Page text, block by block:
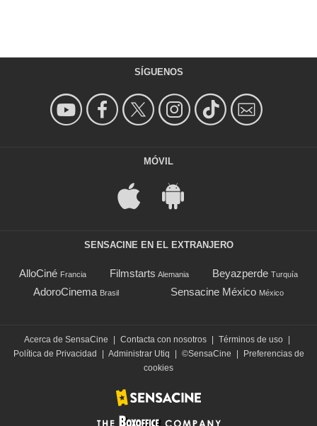
SÍGUENOS
MÓVIL
SENSACINE EN EL EXTRANJERO
AlloCiné Francia Filmstarts Alemania Beyazperde Turquía
AdoroCinema Brasil Sensacine México México
Acerca de SensaCine Contacta con nosotros Términos de uso
Política de Privacidad
Administrar Utiq ©SensaCine
Preferencias de
cookies